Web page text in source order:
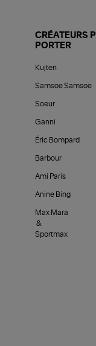
CRÉATEURS
PORTER
Kujten
Samsoe Samsoe
Soeur
Ganni
Éric Bompard
Barbour
Ami Paris
Anine Bing
Max Mara
&
Sportmax